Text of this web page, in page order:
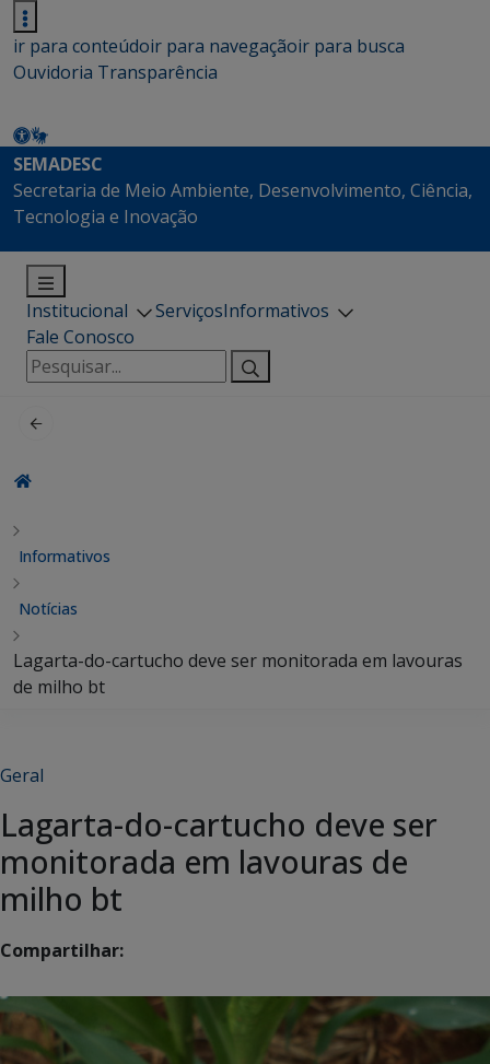
ir para conteúdoir para navegaçãoir para busca
Ouvidoria Transparência
SEMADESC
Secretaria de Meio Ambiente, Desenvolvimento, Ciência,
Tecnologia e Inovação
Institucional ServiçosInformativos
Fale Conosco
Pesquisar
por:
Informativos
Notícias
Lagarta-do-cartucho deve ser monitorada em lavouras
de milho bt
Geral
Lagarta-do-cartucho deve ser
monitorada em lavouras de
milho bt
Compartilhar: